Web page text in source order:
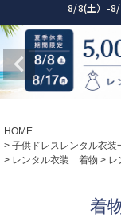
Shop by
カテゴリ詳
Rentalレンタル
女の子ドレス
Shop by
How It Works
Startはじめに
01
02 サイズの選び方
Angel's Closet
Visit Us8/8(土）-8/
HOME
子供ドレスレンタル衣装
レンタル衣装 着物
レ
着